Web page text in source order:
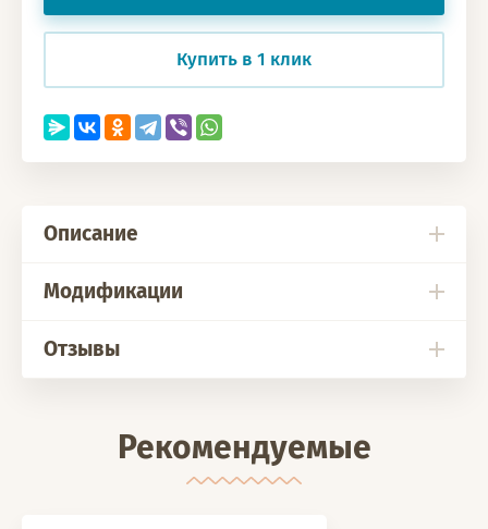
Купить в 1 клик
Описание
Модификации
Отзывы
Рекомендуемые